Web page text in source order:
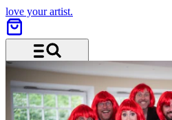
love your artist.
Menü und Suche